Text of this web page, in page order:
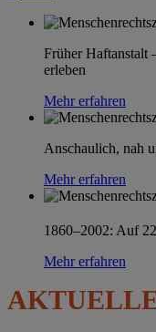
Früher Haftanstalt
erleben
Mehr erfahren
Anschaulich, nah
Mehr erfahren
1860–2002: Auf
Mehr erfahren